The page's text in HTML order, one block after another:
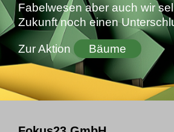
Fabelwesen aber auch wir
Zukunft noch einen
Zur Aktion Bäume